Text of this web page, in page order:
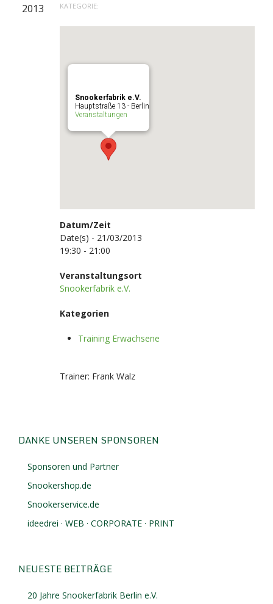
2013 KATEGORIE:
Snookerfabrik e.V.
Hauptstraße 13 - Berlin
Veranstaltungen
Datum/Zeit
Date(s) - 21/03/2013
19:30 - 21:00
Veranstaltungsort
Snookerfabrik e.V.
Kategorien
Training Erwachsene
Trainer: Frank Walz
DANKE UNSEREN SPONSOREN
Sponsoren und Partner
Snookershop.de
Snookerservice.de
ideedrei · WEB · CORPORATE · PRINT
NEUESTE BEITRÄGE
20 Jahre Snookerfabrik Berlin e.V.